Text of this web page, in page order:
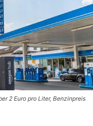
2 Euro pro Liter, Benzinpreis